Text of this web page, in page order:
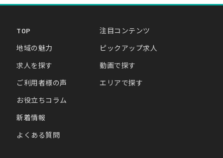
TOP
地域の魅力
求人を探す
ご利用者様の声
お役立ちコラム
新着情報
よくある質問
注目コンテンツ
ピックアップ求人
動画で探す
エリアで探す